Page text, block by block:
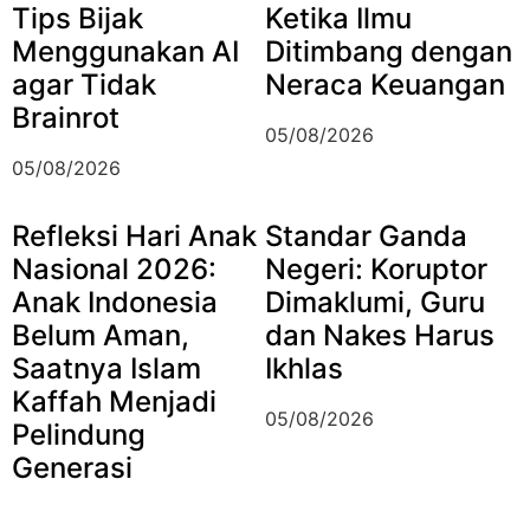
Tips Bijak
Menggunakan AI
agar Tidak
Brainrot
05/08/2026
Ketika Ilmu
Ditimbang dengan
Neraca Keuangan
05/08/2026
Refleksi Hari Anak
Nasional 2026:
Anak Indonesia
Belum Aman,
Saatnya Islam
Kaffah Menjadi
Pelindung
Generasi
Standar Ganda
Negeri: Koruptor
Dimaklumi, Guru
dan Nakes Harus
Ikhlas
05/08/2026